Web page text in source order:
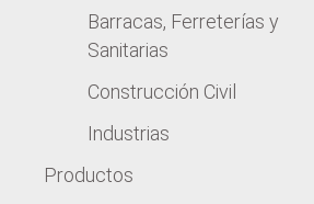
Barracas, Ferreterías y
Sanitarias
Construcción Civil
Industrias
Productos